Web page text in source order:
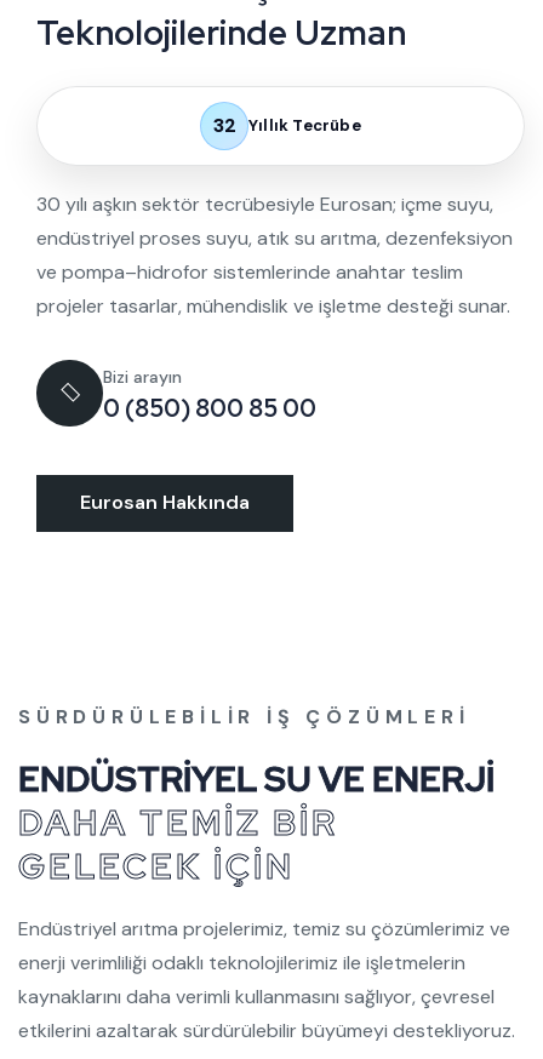
Teknolojilerinde Uzman
32 Yıllık Tecrübe
30 yılı aşkın sektör tecrübesiyle Eurosan; içme suyu,
endüstriyel proses suyu, atık su arıtma, dezenfeksiyon
ve pompa–hidrofor sistemlerinde anahtar teslim
projeler tasarlar, mühendislik ve işletme desteği sunar.
Bizi arayın
0 (850) 800 85 00
Eurosan Hakkında
SÜRDÜRÜLEBILIR İŞ ÇÖZÜMLERI
ENDÜSTRIYEL SU VE ENERJI
DAHA TEMIZ BIR
GELECEK İÇIN
Endüstriyel arıtma projelerimiz, temiz su çözümlerimiz ve
enerji verimliliği odaklı teknolojilerimiz ile işletmelerin
kaynaklarını daha verimli kullanmasını sağlıyor, çevresel
etkilerini azaltarak sürdürülebilir büyümeyi destekliyoruz.